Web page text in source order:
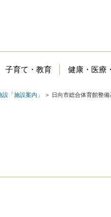
子育て・教育 健康・医療
「施設案内」 ＞ 日向市総合体育館整